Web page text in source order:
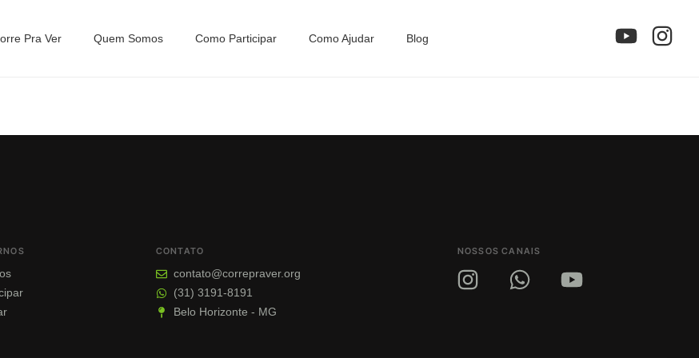
Pra Ver Quem Somos Como Participar Como Ajudar Blog
CONTATO
contato@correpraver.org
(31) 3191-8191
Belo Horizonte - MG
NOSSOS CANAIS